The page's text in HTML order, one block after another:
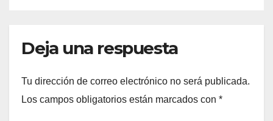
Deja una respuesta
Tu dirección de correo electrónico no será publicada.
Los campos obligatorios están marcados con *